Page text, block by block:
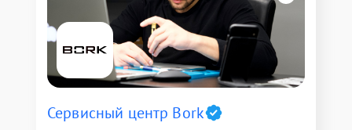
Сервисный центр Bork